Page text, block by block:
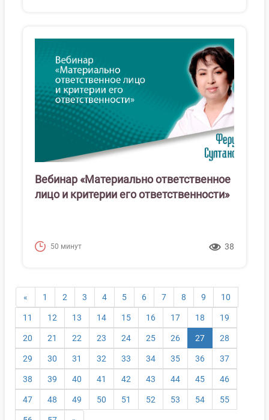
Вебинар «Материально ответственное
лицо и критерии его ответственности»
50 минут 38
« 1 2 3 4 5 6 7 8 9 10
11 12 13 14 15 16 17 18 19
20 21 22 23 24 25 26 27(текущая)
28
29 30 31 32 33 34 35 36 37
38 39 40 41 42 43 44 45 46
47 48 49 50 51 52 53 54 55